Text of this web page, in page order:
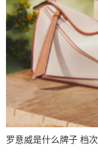
罗意威是什么牌子 档